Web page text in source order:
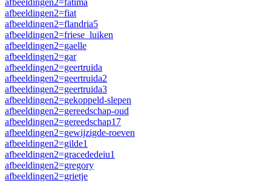
afbeeldingen2=fatima
afbeeldingen2=fiat
afbeeldingen2=flandria5
afbeeldingen2=friese_luiken
afbeeldingen2=gaelle
afbeeldingen2=gar
afbeeldingen2=geertruida
afbeeldingen2=geertruida2
afbeeldingen2=geertruida3
afbeeldingen2=gekoppeld-slepen
afbeeldingen2=gereedschap-oud
afbeeldingen2=gereedschap17
afbeeldingen2=gewijzigde-roeven
afbeeldingen2=gilde1
afbeeldingen2=gracededeiu1
afbeeldingen2=gregory
afbeeldingen2=grietje